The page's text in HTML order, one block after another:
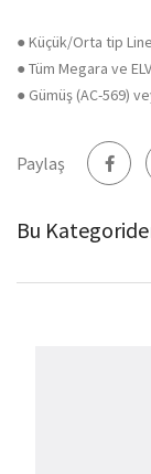
● Küçük/Orta tip
● Tüm Megara ve
● Gümüş (AC-569)
Paylaş
Bu